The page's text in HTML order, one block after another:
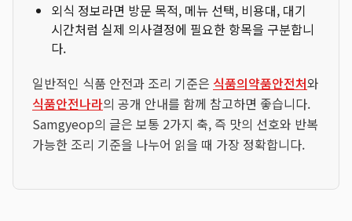
외식 정보라면 방문 목적, 메뉴 선택, 비용대, 대기
시간처럼 실제 의사결정에 필요한 항목을 구분합니
다.
일반적인 식품 안전과 조리 기준은 식품의약품안전처와
식품안전나라의 공개 안내를 함께 참고하면 좋습니다.
Samgyeop의 글은 보통 2가지 축, 즉 맛의 선호와 반복
가능한 조리 기준을 나누어 읽을 때 가장 정확합니다.